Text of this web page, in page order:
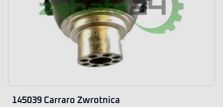
145039 Carraro Zwrotnica